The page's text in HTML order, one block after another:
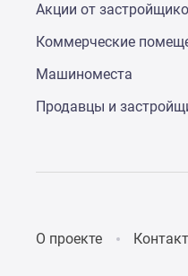
Акции от
Коммерческие
Машиноместа
Продавцы и
О проекте